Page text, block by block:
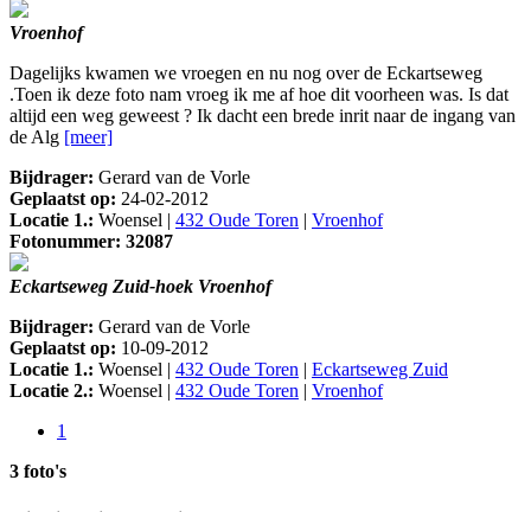
Vroenhof
Dagelijks kwamen we vroegen en nu nog over de Eckartseweg
.Toen ik deze foto nam vroeg ik me af hoe dit voorheen was. Is dat
altijd een weg geweest ? Ik dacht een brede inrit naar de ingang van
de Alg [meer]
Bijdrager: Gerard van de Vorle
Geplaatst op: 24-02-2012
Locatie 1.: Woensel | 432 Oude Toren | Vroenhof
Fotonummer: 32087
Eckartseweg Zuid-hoek Vroenhof
Bijdrager: Gerard van de Vorle
Geplaatst op: 10-09-2012
Locatie 1.: Woensel | 432 Oude Toren | Eckartseweg Zuid
Locatie 2.: Woensel | 432 Oude Toren | Vroenhof
1
3 foto's